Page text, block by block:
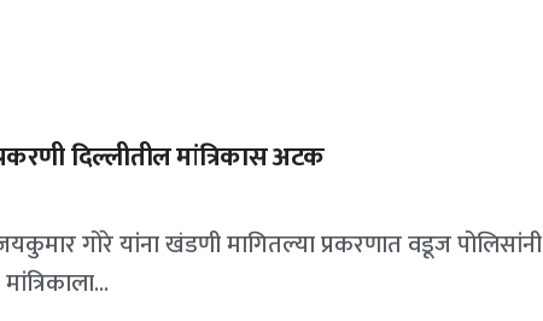
दिल्लीतील मांत्रिकास अटक
जयकुमार गोरे यांना खंडणी मागितल्या प्रकरणात वडूज पोलिसांनी